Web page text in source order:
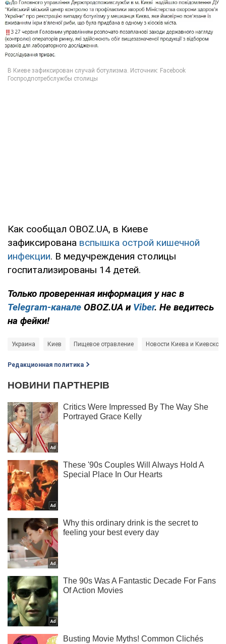
Как сообщал OBOZ.UA, в Киеве
зафиксирована вспышка острой кишечной
инфекции. В медучреждения столицы
госпитализированы 14 детей.
Только проверенная информация у нас в
Telegram-канале OBOZ.UA и Viber. Не ведитесь
на фейки!
Украина Киев Пищевое отравление Новости Киева и Киевской
Редакционная политика